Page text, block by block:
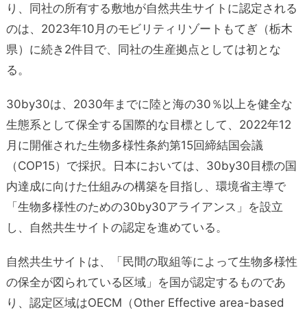
り、同社の所有する敷地が自然共生サイトに認定される
のは、2023年10月のモビリティリゾートもてぎ（栃木
県）に続き2件目で、同社の生産拠点としては初とな
る。
30by30は、2030年までに陸と海の30％以上を健全な
生態系として保全する国際的な目標として、2022年12
月に開催された生物多様性条約第15回締結国会議
（COP15）で採択。日本においては、30by30目標の国
内達成に向けた仕組みの構築を目指し、環境省主導で
「生物多様性のための30by30アライアンス」を設立
し、自然共生サイトの認定を進めている。
自然共生サイトは、「民間の取組等によって生物多様性
の保全が図られている区域」を国が認定するものであ
り、認定区域はOECM（Other Effective area-based